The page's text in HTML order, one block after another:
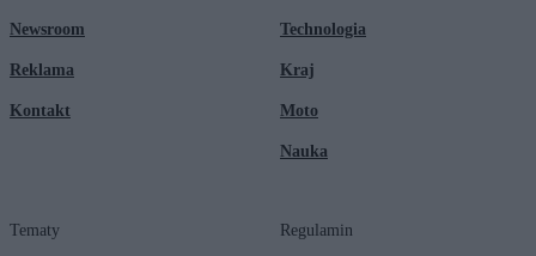
Newsroom
Reklama
Kontakt
Technologia
Kraj
Moto
Nauka
Tematy Regulamin